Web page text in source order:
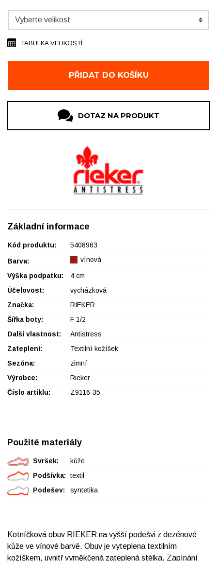
PŘIDAT DO KOŠÍKU
TABULKA VELIKOSTÍ
DOTAZ NA PRODUKT
Základní informace
Kód produktu: 5408963
Barva: vínová
Výška podpatku:
4 cm
Účelovost:
vycházková
Značka:
RIEKER
Šířka boty:
F 1/2
Další vlastnost:
Antistress
Zateplení:
Textilní kožíšek
Sezóna:
zimní
Výrobce:
Rieker
Číslo artiklu:
Z9116-35
Použité materiály
Svršek:
kůže
Podšívka:
textil
Podešev:
syntetika
Kotníčková obuv RIEKER na vyšší podešvi z dezénové
kůže ve vínové barvě. Obuv je vyteplena textilním
kožíškem, uvnitř vyměkčená zateplená stélka. Zapínání